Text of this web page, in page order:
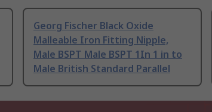
Georg Fischer Black Oxide
Malleable Iron Fitting Nipple,
Male BSPT Male BSPT 1In 1 in to
Male British Standard Parallel